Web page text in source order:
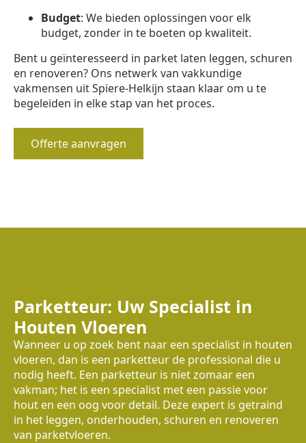
Budget: We bieden oplossingen voor elk
budget, zonder in te boeten op kwaliteit.
Bent u geïnteresseerd in parket laten leggen, schuren
en renoveren? Ons netwerk van vakkundige
vakmensen uit Spiere-Helkijn staan klaar om u te
begeleiden in elke stap van het proces.
Offerte aanvragen
Parketteur: Uw Specialist in
Houten Vloeren
Wanneer u op zoek bent naar een specialist in houten
vloeren, dan is een parketteur de professional die u
nodig heeft. Een parketteur is niet zomaar een
vakman; het is een specialist met een passie voor
hout en een oog voor detail. Deze expert is getraind
in het leggen, onderhouden, schuren en renoveren
van parketvloeren.